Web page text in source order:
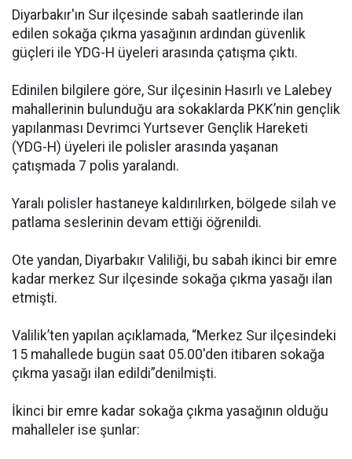
Diyarbakır'ın Sur ilçesinde sabah saatlerinde ilan
edilen sokağa çıkma yasağının ardından güvenlik
güçleri ile YDG-H üyeleri arasında çatışma çıktı.
Edinilen bilgilere göre, Sur ilçesinin Hasırlı ve Lalebey
mahallerinin bulunduğu ara sokaklarda PKK’nin gençlik
yapılanması Devrimci Yurtsever Gençlik Hareketi
(YDG-H) üyeleri ile polisler arasında yaşanan
çatışmada 7 polis yaralandı.
Yaralı polisler hastaneye kaldırılırken, bölgede silah ve
patlama seslerinin devam ettiği öğrenildi.
Ote yandan, Diyarbakır Valiliği, bu sabah ikinci bir emre
kadar merkez Sur ilçesinde sokağa çıkma yasağı ilan
etmişti.
Valilik’ten yapılan açıklamada, “Merkez Sur ilçesindeki
15 mahallede bugün saat 05.00'den itibaren sokağa
çıkma yasağı ilan edildi”denilmişti.
İkinci bir emre kadar sokağa çıkma yasağının olduğu
mahalleler ise şunlar: